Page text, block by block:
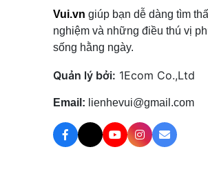
Vui.vn giúp bạn dễ dàng tìm
nghiệm và những điều thú vị
sống hằng ngày.
Quản lý bởi: 1Ecom Co.,Ltd
Email: lienhevui@gmail.com